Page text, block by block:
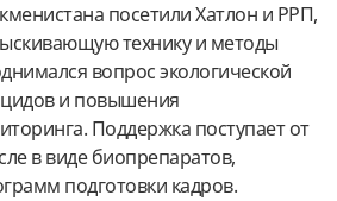
посетили Хатлон и РРП,
технику и методы
вопрос экологической
и повышения
Поддержка поступает от
в виде биопрепаратов,
подготовки кадров.